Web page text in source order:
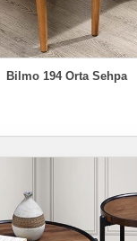
Bilmo 194 Orta Sehpa